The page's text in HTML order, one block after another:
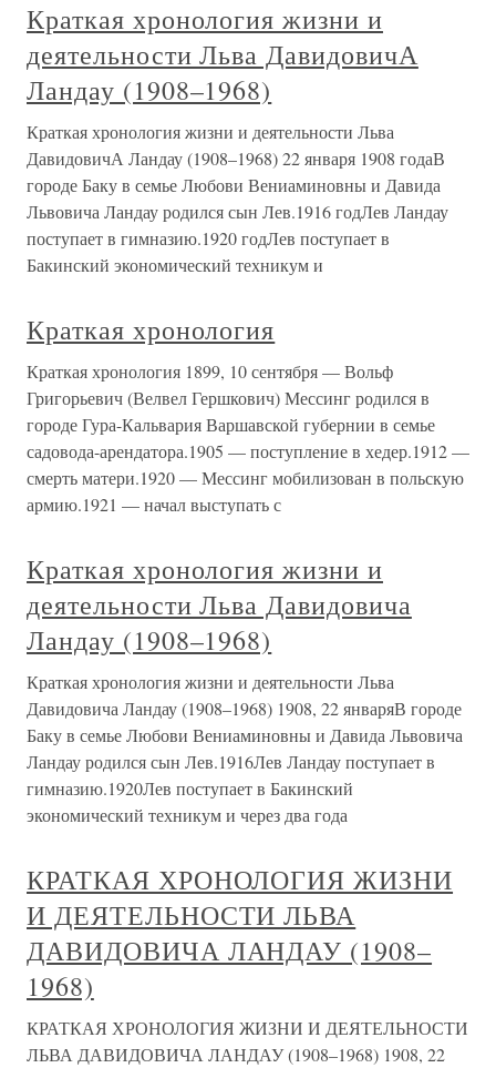
Краткая хронология жизни и
деятельности Льва ДавидовичА
Ландау (1908–1968)
Краткая хронология жизни и деятельности Льва
ДавидовичА Ландау (1908–1968) 22 января 1908 годаВ
городе Баку в семье Любови Вениаминовны и Давида
Львовича Ландау родился сын Лев.1916 годЛев Ландау
поступает в гимназию.1920 годЛев поступает в
Бакинский экономический техникум и
Краткая хронология
Краткая хронология 1899, 10 сентября — Вольф
Григорьевич (Велвел Гершкович) Мессинг родился в
городе Гура-Кальвария Варшавской губернии в семье
садовода-арендатора.1905 — поступление в хедер.1912 —
смерть матери.1920 — Мессинг мобилизован в польскую
армию.1921 — начал выступать с
Краткая хронология жизни и
деятельности Льва Давидовича
Ландау (1908–1968)
Краткая хронология жизни и деятельности Льва
Давидовича Ландау (1908–1968) 1908, 22 январяВ городе
Баку в семье Любови Вениаминовны и Давида Львовича
Ландау родился сын Лев.1916Лев Ландау поступает в
гимназию.1920Лев поступает в Бакинский
экономический техникум и через два года
КРАТКАЯ ХРОНОЛОГИЯ ЖИЗНИ
И ДЕЯТЕЛЬНОСТИ ЛЬВА
ДАВИДОВИЧА ЛАНДАУ (1908–
1968)
КРАТКАЯ ХРОНОЛОГИЯ ЖИЗНИ И ДЕЯТЕЛЬНОСТИ
ЛЬВА ДАВИДОВИЧА ЛАНДАУ (1908–1968) 1908, 22